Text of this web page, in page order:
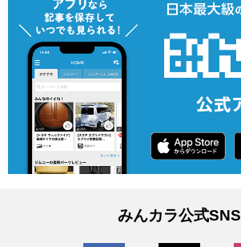
みんカラ公式SNS